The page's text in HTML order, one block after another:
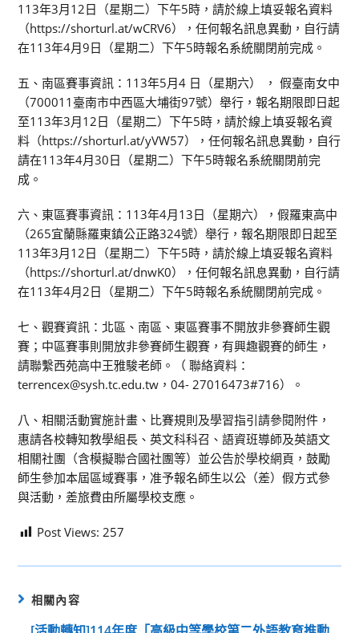
113年3月12日（星期二）下午5時，請於線上填妥報名資料
（https://shorturl.at/wCRV6），任何報名訊息異動，自行請
在113年4月9日（星期二）下午5時報名系統關閉前完成。
五、南區賽事資訊：113年5月4 日（星期六） ， 假臺南女中
（700011臺南市中西區大埔街97號）舉行，報名期限即日起
至113年3月12日（星期二）下午5時，請於線上填妥報名資
料（https://shorturl.at/yVW57），任何報名訊息異動，自行
請在113年4月30日（星期二）下午5時報名系統關閉前完
成。
六、東區賽事資訊：113年4月13日（星期六），假羅東高中
（265宜蘭縣羅東鎮公正路324號）舉行，報名期限即日起至
113年3月12日（星期二）下午5時，請於線上填妥報名資料
（https://shorturl.at/dnwK0），任何報名訊息異動，自行請
在113年4月2日（星期二）下午5時報名系統關閉前完成。
七、觀賽資訊：北區、南區、東區賽事不開放非參賽師生觀
賽；中區賽事則開放非參賽師生觀賽，有興趣觀賽的師生，
請聯繫西苑高中王雅駿老師。（ 聯絡資料：
terrencex@sysh.tc.edu.tw，04- 27016473#716）。
八、相關活動實施計畫、比賽規則及學習指引請參閱附件，
惠請各校轉知教學組長、英文科科召、語資班導師及英語文
相關社團（含模擬聯合國社團等）並公告於學校網頁，鼓勵
師生參加本屆區域賽事，准予報名師生以公（差）假方式參
與活動，差旅費由所屬學校支應。
Post Views: 257
相關內容